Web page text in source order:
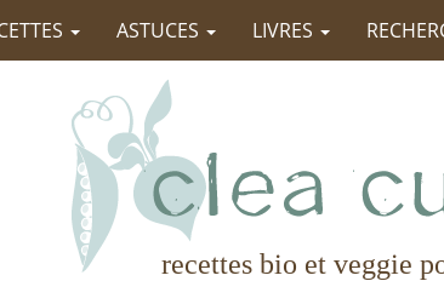
ASTUCES LIVRES
recettes bio et veggie